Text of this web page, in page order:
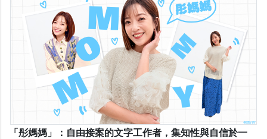
「彤媽媽」：自由接案的文字工作者，集知性與自信於一